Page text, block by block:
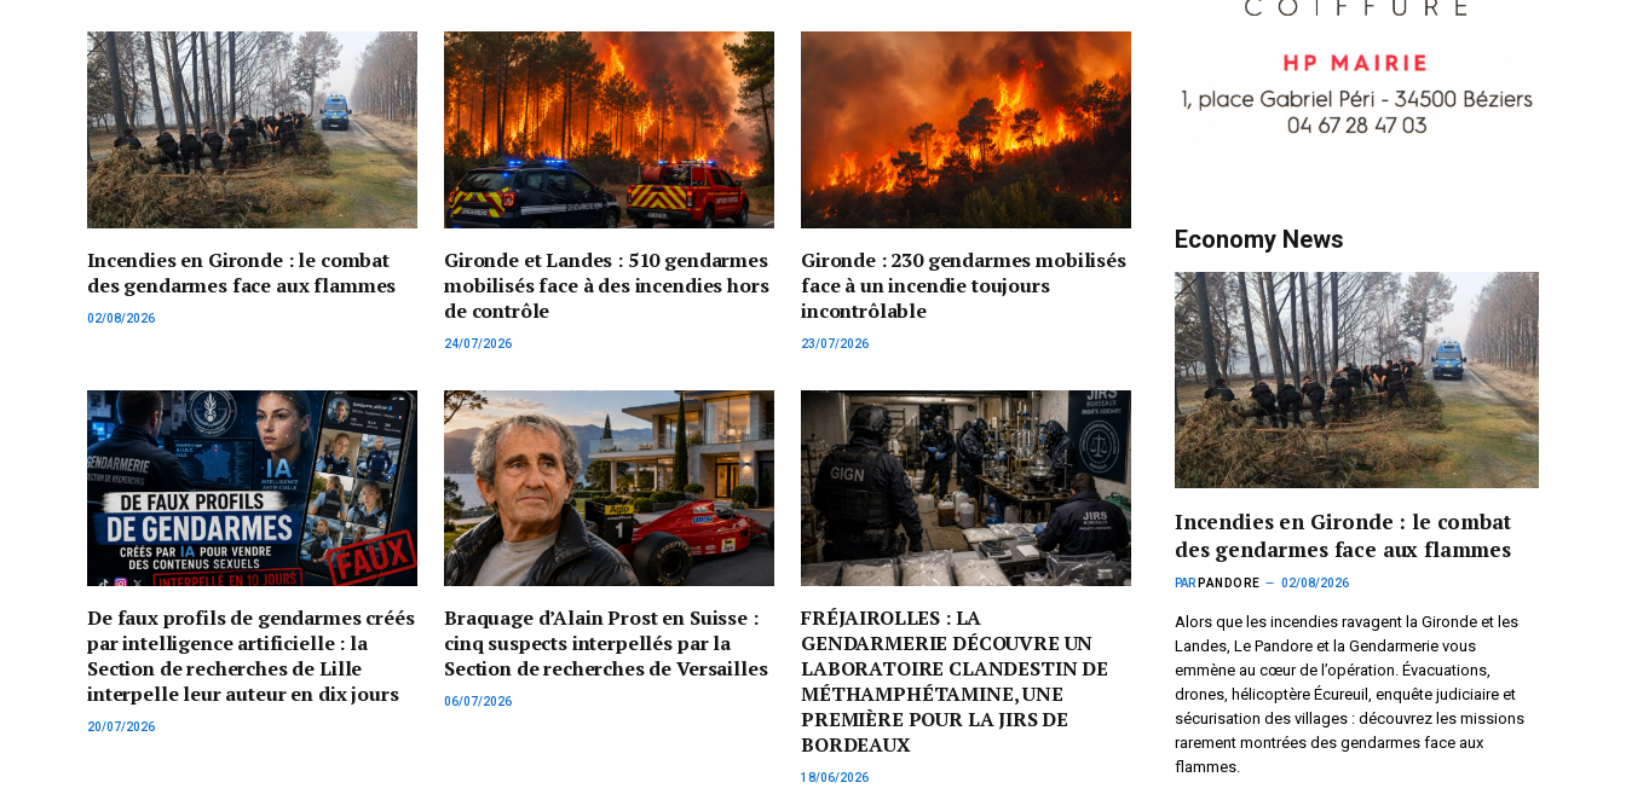
Incendies en Gironde : le combat
des gendarmes face aux flammes
02/08/2026
Gironde et Landes : 510 gendarmes
mobilisés face à des incendies hors
de contrôle
24/07/2026
Gironde : 230 gendarmes mobilisés
face à un incendie toujours
incontrôlable
23/07/2026
De faux profils de gendarmes créés
par intelligence artificielle : la
Section de recherches de Lille
interpelle leur auteur en dix jours
20/07/2026
Braquage d’Alain Prost en Suisse :
cinq suspects interpellés par la
Section de recherches de Versailles
06/07/2026
FRÉJAIROLLES : LA
GENDARMERIE DÉCOUVRE UN
LABORATOIRE CLANDESTIN DE
MÉTHAMPHÉTAMINE, UNE
PREMIÈRE POUR LA JIRS DE
BORDEAUX
18/06/2026
Economy News
Incendies en Gironde : le combat
des gendarmes face aux flammes
PAR PANDORE 02/08/2026
Alors que les incendies ravagent la Gironde et les
Landes, Le Pandore et la Gendarmerie vous
emmène au cœur de l’opération. Évacuations,
drones, hélicoptère Écureuil, enquête judiciaire et
sécurisation des villages : découvrez les missions
rarement montrées des gendarmes face aux
flammes.